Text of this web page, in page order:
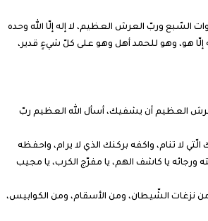
السّبع وربّ العرش العظيم، لا إله إلّا الله وحده
إلّا هو، وهو للحمد أهل وهو على كلّ شيءٍ قدير،
العظيم أن يشفيك، أسأل الله العظيم ربّ
لا تنام، واكفه بركنك الذي لا يرام، واحفظه
ورجائه يا كاشف الهم، يا مفرّج الكرب، يا مجيب
نزغات الشّيطان، ومن الأسقام، ومن الكوابيس،